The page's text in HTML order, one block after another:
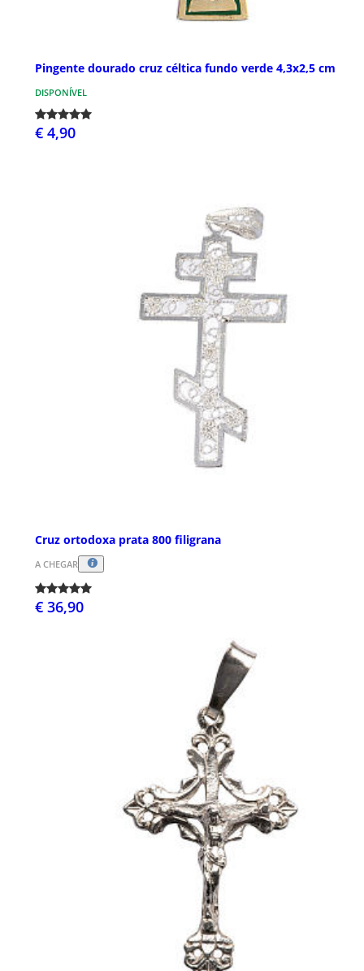
Pingente dourado cruz céltica fundo verde 4,3x2,5 cm
DISPONÍVEL
€ 4,90
Cruz ortodoxa prata 800 filigrana
A CHEGAR
€ 36,90